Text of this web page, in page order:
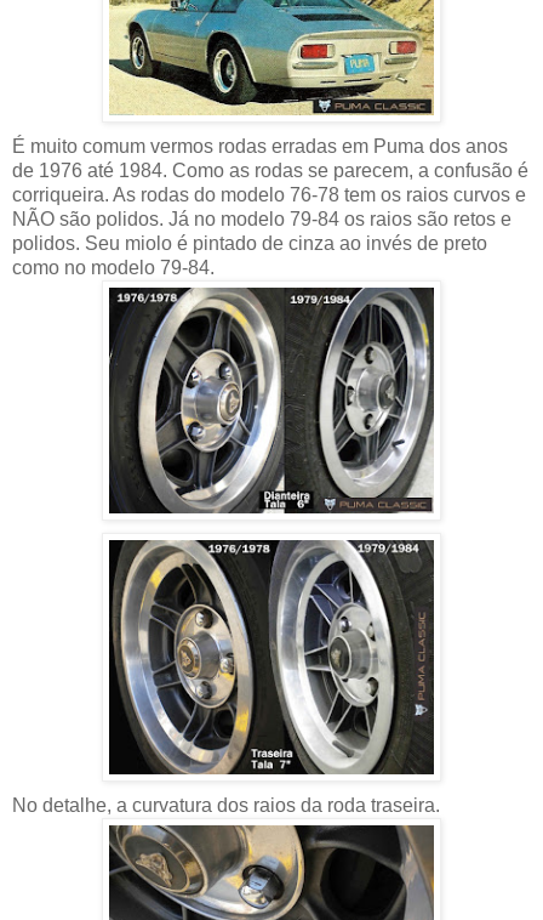
É muito comum vermos rodas erradas em Puma dos anos
de 1976 até 1984. Como as rodas se parecem, a confusão é
corriqueira. As rodas do modelo 76-78 tem os raios curvos e
NÃO são polidos. Já no modelo 79-84 os raios são retos e
polidos. Seu miolo é pintado de cinza ao invés de preto
como no modelo 79-84.
No detalhe, a curvatura dos raios da roda traseira.